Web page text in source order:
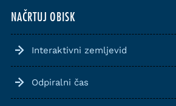
NAČRTUJ OBISK
Interaktivni zemljevid
Odpiralni čas